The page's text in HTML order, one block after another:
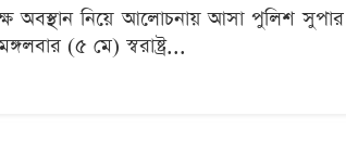
অবস্থান নিয়ে আলোচনায় আসা পুলিশ
(৫ মে) স্বরাষ্ট্র...